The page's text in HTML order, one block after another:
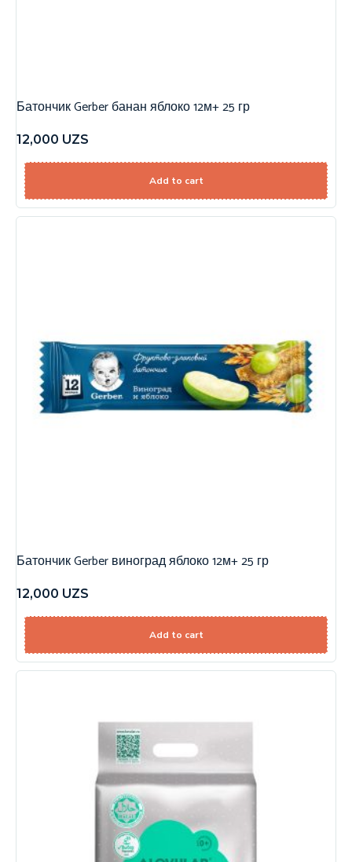
Батончик Gerber банан яблоко 12м+ 25 гр
12,000 UZS
Add to cart
Батончик Gerber виноград яблоко 12м+ 25 гр
12,000 UZS
Add to cart